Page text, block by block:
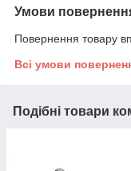
Умови
Повернення товару
Всі умови
Подібні товари